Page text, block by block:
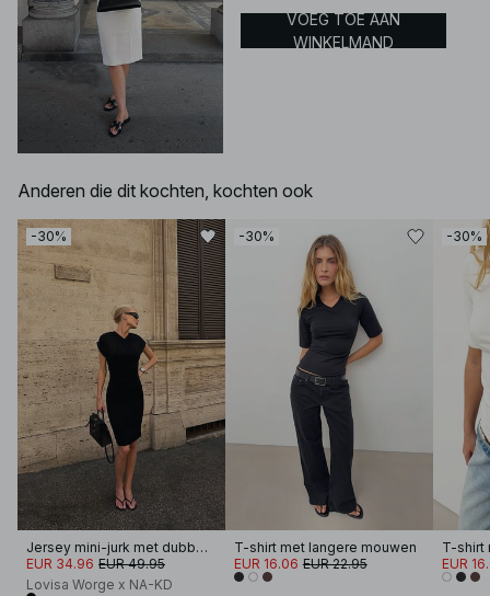
VOEG TOE AAN
WINKELMAND
Anderen die dit kochten, kochten ook
-30%
Jersey mini-jurk met dubbele laag
EUR 34.96 EUR 49.95
Lovisa Worge x NA-KD
-30%
T-shirt met langere mouwen
EUR 16.06 EUR 22.95
-30%
T-shirt
EUR